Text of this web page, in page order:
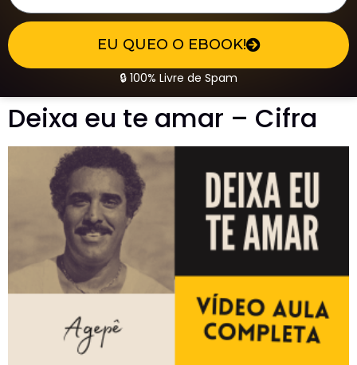
EU QUEO O EBOOK!
🔒 100% Livre de Spam
Deixa eu te amar – Cifra